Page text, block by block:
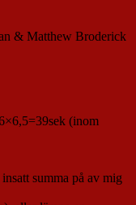
& Matthew Broderick
(inom
summa på av mig